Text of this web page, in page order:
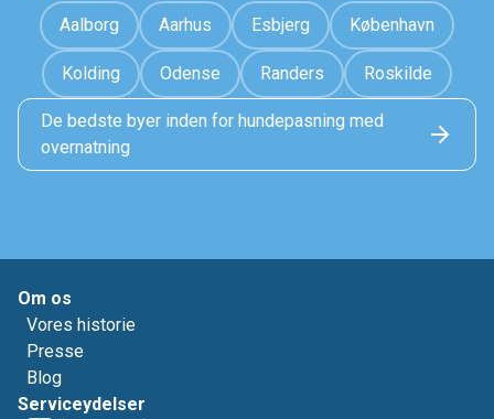
Aalborg Aarhus Esbjerg København
Kolding Odense Randers Roskilde
De bedste byer inden for hundepasning med
overnatning
Om os
Vores historie
Presse
Blog
Serviceydelser